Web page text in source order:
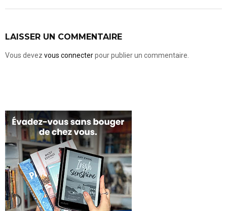
LAISSER UN COMMENTAIRE
Vous devez vous connecterpour publier un commentaire.